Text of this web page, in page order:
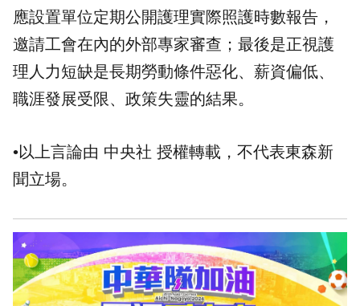
應設置單位定期公開護理實際照護時數報告，
邀請工會在內的外部專家審查；最後是正視護
理人力短缺是長期勞動條件惡化、薪資偏低、
職涯發展受限、政策失靈的結果。
•以上言論由 中央社 授權轉載，不代表東森新
聞立場。